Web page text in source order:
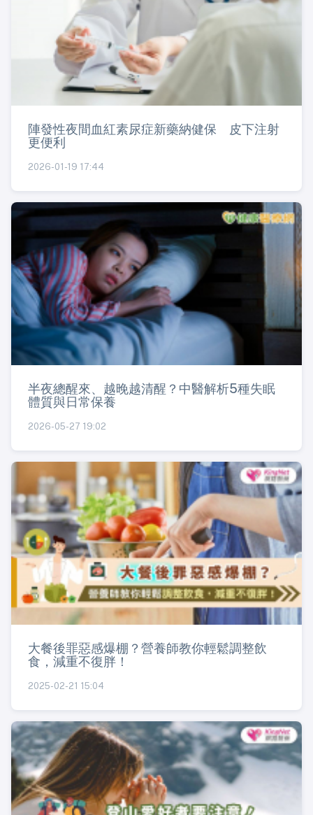
陣發性夜間血紅素尿症新藥納健保 皮下注射
更便利
2026-01-19 17:44
半夜總醒來、越晚越清醒？中醫解析5種失眠
體質與日常保養
2026-05-27 19:02
大餐後罪惡感爆棚？營養師教你輕鬆調整飲
食，減重不復胖！
2025-02-21 15:04